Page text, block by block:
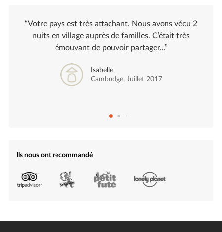
“Votre pays est très attachant. Nous avons vécu 2
nuits en village auprès de familles. C’était très
émouvant de pouvoir partager...”
Isabelle
Cambodge, Juillet 2017
Ils nous ont recommandé